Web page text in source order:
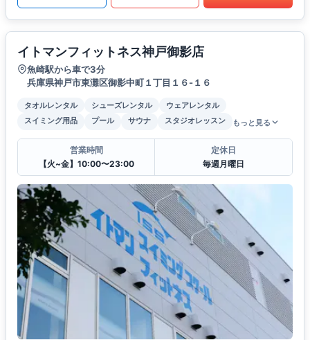
イトマンフィットネス神戸御影店
魚崎駅から車で3分
兵庫県神戸市東灘区御影中町１丁目１６-１６
タオルレンタル シューズレンタル
ウェアレンタル
スイミング用品
プール サウナ スタジオレッスン もっと見る
営業時間
【火~金】10:00〜23:00
定休日
毎週月曜日